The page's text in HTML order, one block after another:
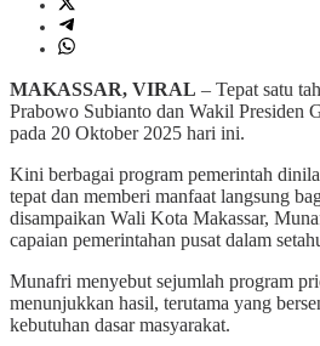
MAKASSAR, VIRAL – Tepat satu
Prabowo Subianto dan Wakil Presiden
pada 20 Oktober 2025 hari ini.
Kini berbagai program pemerintah
tepat dan memberi manfaat langsung
disampaikan Wali Kota Makassar,
capaian pemerintahan pusat dalam
Munafri menyebut sejumlah program
menunjukkan hasil, terutama yang
kebutuhan dasar masyarakat.